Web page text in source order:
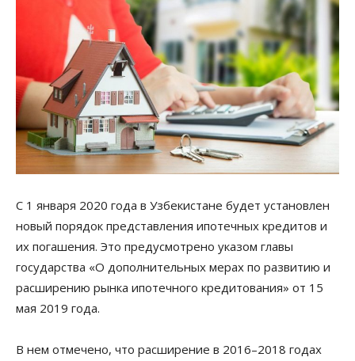
С 1 января 2020 года в Узбекистане будет установлен
новый порядок представления ипотечных кредитов и
их погашения. Это предусмотрено указом главы
государства «О дополнительных мерах по развитию и
расширению рынка ипотечного кредитования» от 15
мая 2019 года.
В нем отмечено, что расширение в 2016–2018 годах